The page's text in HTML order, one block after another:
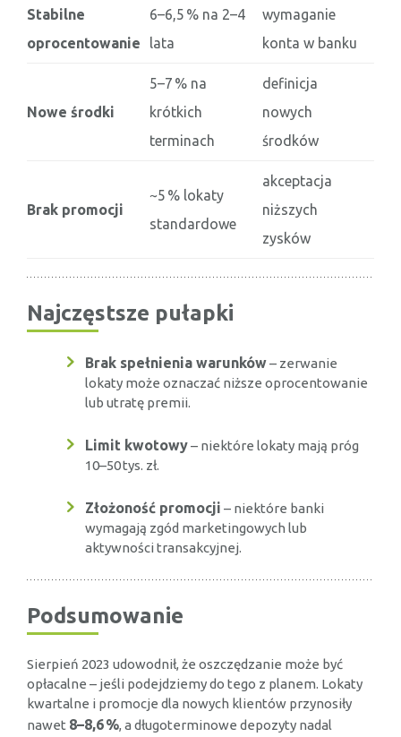
Stabilne
oprocentowanie
6–6,5 % na 2–4
lata
wymaganie
konta w banku
Nowe środki
5–7 % na
krótkich
terminach
definicja
nowych
środków
Brak promocji
~5 % lokaty
standardowe
akceptacja
niższych
zysków
Najczęstsze pułapki
Brak spełnienia warunków– zerwanie
lokaty może oznaczać niższe oprocentowanie
lub utratę premii.
Limit kwotowy– niektóre lokaty mają próg
10–50 tys. zł.
Złożoność promocji – niektóre banki
wymagają zgód marketingowych lub
aktywności transakcyjnej.
Podsumowanie
Sierpień 2023 udowodnił, że oszczędzanie może być
opłacalne – jeśli podejdziemy do tego z planem. Lokaty
kwartalne i promocje dla nowych klientów przynosiły
nawet 8–8,6 %, a długoterminowe depozyty nadal